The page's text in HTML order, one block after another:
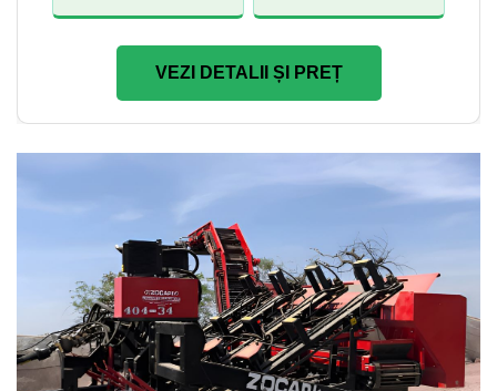
VEZI DETALII ȘI PREȚ